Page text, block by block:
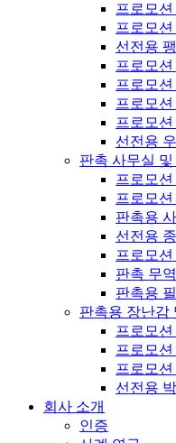
프로모션
프로모
선전용
프로모
프로모
프로모
프로모션
선전용
판촉 사무실
프로모션
프로모션
판촉용
선전용
프로모
판촉 무
판촉용
판촉용 장난감
프로모션
프로모
프로모션
선전용
회사 소개
인증